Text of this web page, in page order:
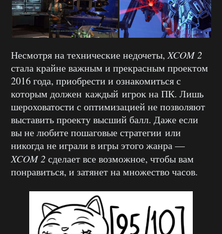
Несмотря на технические недочеты,XCOM 2
стала крайне важным и прекрасным проектом
2016 года, приобрести и ознакомиться с
которым должен каждый игрок на ПК. Лишь
шероховатости с оптимизацией не позволяют
выставить проекту высший балл. Даже если
вы не любите пошаговые стратегии или
никогда не играли в игры этого жанра —
XCOM 2 сделает все возможное, чтобы вам
понравиться, и затянет на множество часов.